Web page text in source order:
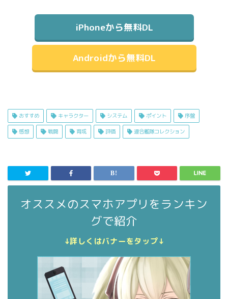
iPhoneから無料DL
Androidから無料DL
おすすめ キャラクター システム ポイント 序盤
感想 戦闘 育成 評価 連合艦隊コレクション
オススメのスマホアプリをランキン
グで紹介
↓詳しくはバナーをタップ↓